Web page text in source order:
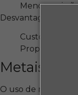
Menor
Desvantagens:
Custo mais
Propriedades
Metais
O uso de metais